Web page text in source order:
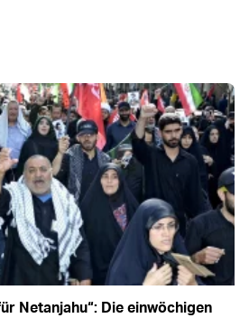
Netanjahu“: Die einwöchigen